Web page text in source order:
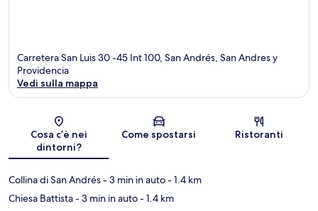
Carretera San Luis 30 -45 Int 100, San Andrés, San Andres y
Providencia
Vedi sulla mappa
Cosa c’è nei
dintorni?
Come spostarsi Ristoranti
Collina di San Andrés- 3 min in auto- 1.4 km
Chiesa Battista- 3 min in auto- 1.4 km